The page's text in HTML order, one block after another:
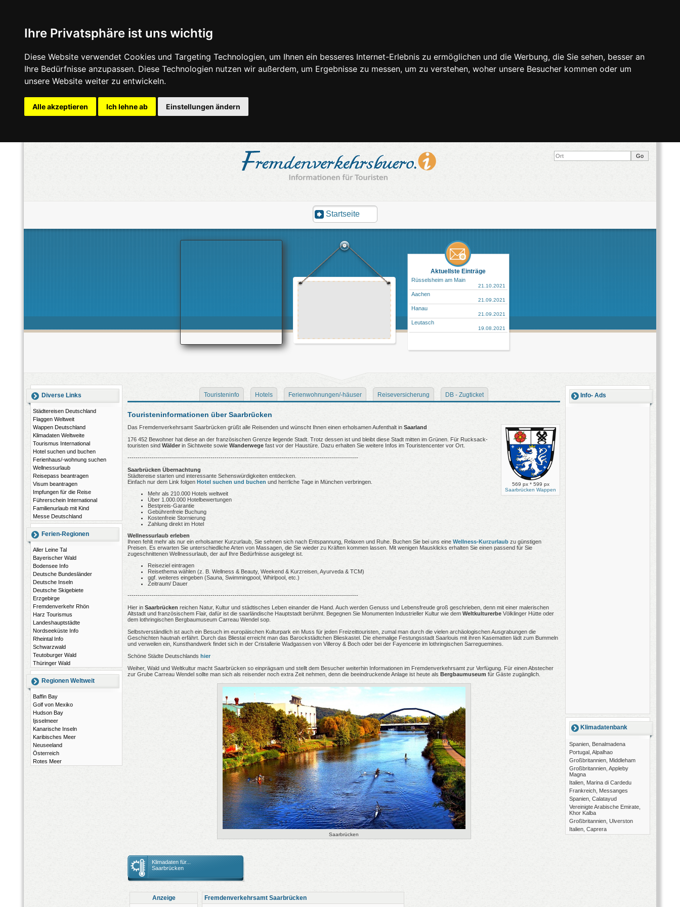
Ihre Privatsphäre ist uns wichtig
Diese Website verwendet Cookies und Targeting Technologien, um Ihnen ein besseres Internet-Erlebnis zu ermöglichen und die Werbung, die Sie sehen, besser an
Ihre Bedürfnisse anzupassen. Diese Technologien nutzen wir außerdem, um Ergebnisse zu messen, um zu verstehen, woher unsere Besucher kommen oder um
unsere Website weiter zu entwickeln.
Alle akzeptieren Ich lehne ab Einstellungen ändern
Startseite
Aktuellste Einträge
Rüsselsheim am Main
21.10.2021
Aachen
21.09.2021
Hanau
21.09.2021
Leutasch
19.08.2021
Diverse Links
Städtereisen Deutschland
Flaggen Weltweit
Wappen Deutschland
Klimadaten Weltweite
Tourismus International
Hotel suchen und buchen
Ferienhaus/-wohnung suchen
Wellnessurlaub
Reisepass beantragen
Visum beantragen
Impfungen für die Reise
Führerschein International
Familienurlaub mit Kind
Messe Deutschland
Ferien-Regionen
Aller Leine Tal
Bayerischer Wald
Bodensee Info
Deutsche Bundesländer
Deutsche Inseln
Deutsche Skigebiete
Erzgebirge
Fremdenverkehr Rhön
Harz Tourismus
Landeshauptstädte
Nordseeküste Info
Rheintal Info
Schwarzwald
Teutoburger Wald
Thüringer Wald
Regionen Weltweit
Baffin Bay
Golf von Mexiko
Hudson Bay
Ijsselmeer
Kanarische Inseln
Karibisches Meer
Neuseeland
Österreich
Rotes Meer
Info- Ads
Klimadatenbank
Spanien, Benalmadena
Portugal, Alpalhao
Großbritannien, Middleham
Großbritannien, Appleby
Magna
Italien, Marina di Cardedu
Frankreich, Messanges
Spanien, Calatayud
Vereinigte Arabische Emirate,
Khor Kalba
Großbritannien, Ulverston
Italien, Caprera
Touristeninfo Hotels Ferienwohnungen/-häuser Reiseversicherung DB - Zugticket
Touristeninformationen über Saarbrücken
569 px * 599 px
Saarbrücken Wappen
Das Fremdenverkehrsamt Saarbrücken grüßt alle Reisenden und wünscht Ihnen einen erholsamen Aufenthalt in Saarland
176 452 Bewohner hat diese an der französischen Grenze liegende Stadt. Trotz dessen ist und bleibt diese Stadt mitten im Grünen. Für Rucksack-
touristen sind Wälder in Sichtweite sowie Wanderwege fast vor der Haustüre. Dazu erhalten Sie weitere Infos im Touristencenter vor Ort.
------------------------------------------------------------------------------------------------------------------
Saarbrücken Übernachtung
Städtereise starten und interessante Sehenswürdigkeiten entdecken.
Einfach nur dem Link folgen Hotel suchen und buchen und herrliche Tage in München verbringen.
Mehr als 210.000 Hotels weltweit
Über 1.000.000 Hotelbewertungen
Bestpreis-Garantie
Gebührenfreie Buchung
Kostenfreie Stornierung
Zahlung direkt im Hotel
Wellnessurlaub erleben
Ihnen fehlt mehr als nur ein erholsamer Kurzurlaub, Sie sehnen sich nach Entspannung, Relaxen und Ruhe. Buchen Sie bei uns eine Wellness-Kurzurlaub zu günstigen
Preisen. Es erwarten Sie unterschiedliche Arten von Massagen, die Sie wieder zu Kräften kommen lassen. Mit wenigen Mausklicks erhalten Sie einen passend für Sie
zugeschnittenen Wellnessurlaub, der auf Ihre Bedürfnisse ausgelegt ist.
Reiseziel eintragen
Reisethema wählen (z. B. Wellness & Beauty, Weekend & Kurzreisen, Ayurveda & TCM)
ggf. weiteres eingeben (Sauna, Swimmingpool, Whirlpool, etc.)
Zeitraum/ Dauer
------------------------------------------------------------------------------------------------------------------
Hier in Saarbrücken reichen Natur, Kultur und städtisches Leben einander die Hand. Auch werden Genuss und Lebensfreude groß geschrieben, denn mit einer malerischen
Altstadt und französischem Flair, dafür ist die saarländische Hauptstadt berühmt. Begegnen Sie Monumenten Industrieller Kultur wie dem Weltkulturerbe Völklinger Hütte oder
dem lothringischen Bergbaumuseum Carreau Wendel sop.
Selbstverständlich ist auch ein Besuch im europäischen Kulturpark ein Muss für jeden Freizeittouristen, zumal man durch die vielen archäologischen Ausgrabungen die
Geschichten hautnah erfährt. Durch das Bliestal erreicht man das Barockstädtchen Blieskastel. Die ehemalige Festungsstadt Saarlouis mit ihren Kasematten lädt zum Bummeln
und verweilen ein, Kunsthandwerk findet sich in der Cristallerie Wadgassen von Villeroy & Boch oder bei der Fayencerie im lothringischen Sarreguemines.
Schöne Städte Deutschlands hier
Weiher, Wald und Weltkultur macht Saarbrücken so einprägsam und stellt dem Besucher weiterhin Informationen im Fremdenverkehrsamt zur Verfügung. Für einen Abstecher
zur Grube Carreau Wendel sollte man sich als reisender noch extra Zeit nehmen, denn die beeindruckende Anlage ist heute als Bergbaumuseum für Gäste zugänglich.
Saarbrücken
Klimadaten für...
Saarbrücken
Anzeige Fremdenverkehrsamt Saarbrücken